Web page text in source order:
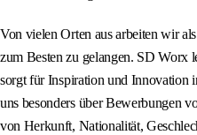
Von vielen Orten aus arbeiten wir
zum Besten zu gelangen. SD Worx
sorgt für Inspiration und Innovation
uns besonders über Bewerbungen
von Herkunft, Nationalität,